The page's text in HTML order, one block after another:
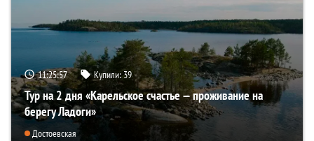
11:25:55 Купили:39
Тур на 2 дня «Карельское счастье — проживание на
берегу Ладоги»
Достоевская